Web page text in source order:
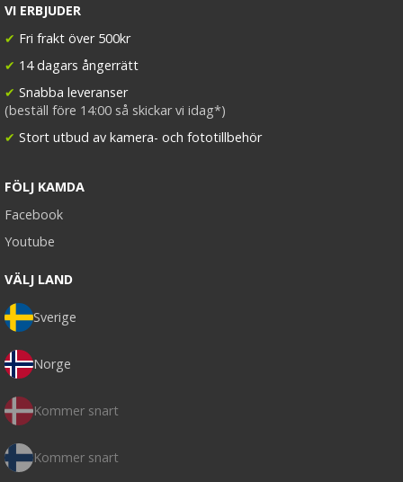
VI ERBJUDER
✔ Fri frakt över 500kr
✔ 14 dagars ångerrätt
✔ Snabba leveranser
(beställ före 14:00 så skickar vi idag*)
✔ Stort utbud av kamera- och fototillbehör
FÖLJ KAMDA
Facebook
Youtube
VÄLJ LAND
Sverige
Norge
Kommer snart
Kommer snart